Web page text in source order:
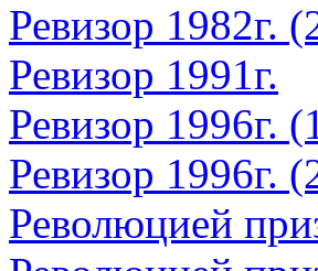
Ревизор 1982г.
Ревизор 1991г.
Ревизор 1996г.
Ревизор 1996г.
Революцией